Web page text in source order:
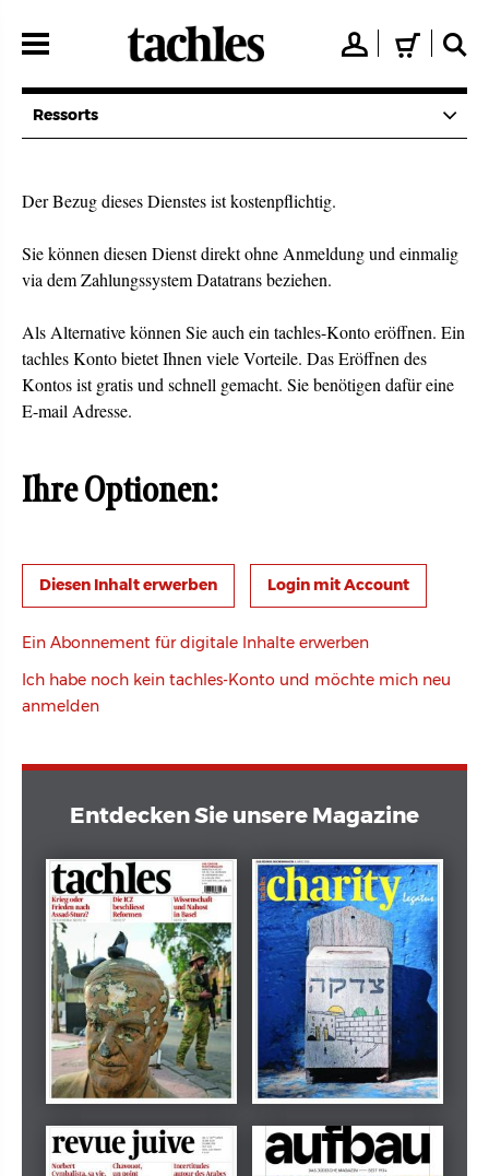
zum
👤 🛒 🔍
Ressorts
Der Bezug dieses Dienstes ist kostenpflichtig.
Sie können diesen Dienst direkt ohne Anmeldung und einmalig
via dem Zahlungssystem Datatrans beziehen.
Als Alternative können Sie auch ein tachles-Konto eröffnen. Ein
tachles Konto bietet Ihnen viele Vorteile. Das Eröffnen des
Kontos ist gratis und schnell gemacht. Sie benötigen dafür eine
E-mail Adresse.
Ihre Optionen:
Login mit Account
Ein Abonnement für digitale Inhalte erwerben
Ich habe noch kein tachles-Konto und möchte mich neu
anmelden
Entdecken Sie unsere Magazine
Dezember 2024
tachles
März 2026
Beilage